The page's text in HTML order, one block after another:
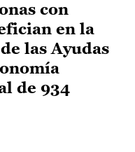
con
en la
las Ayudas
de 934